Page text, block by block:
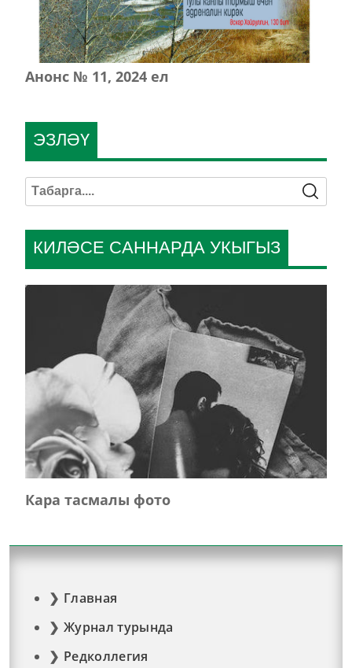
Анонс № 11, 2024 ел
КИЛӘСЕ САННАРДА УКЫГЫЗ
Кара тасмалы фото
ЭЗЛӘҮ
Главная
Журнал турында
Редколлегия